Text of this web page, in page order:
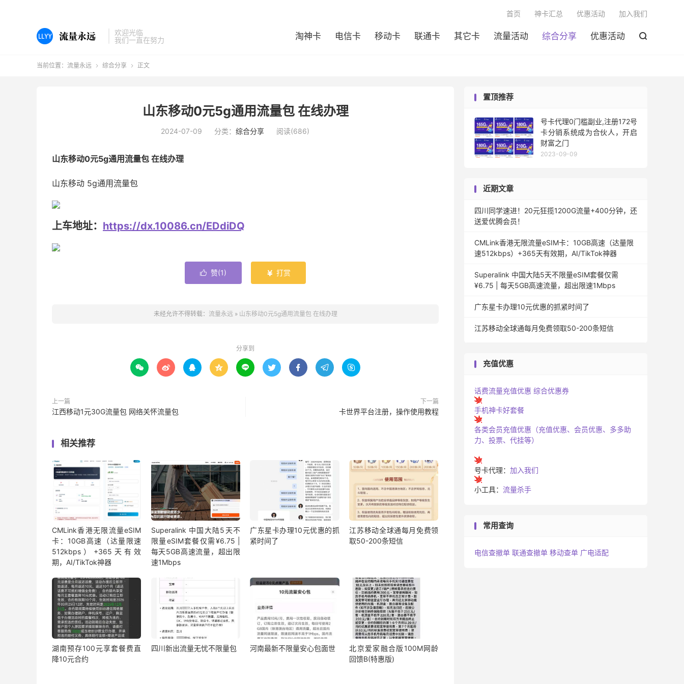
欢迎光临
我们一直在努力
淘神卡 电信卡 移动卡 联通卡 其它卡 流量活动 综合分享 优惠活动 
首页 神卡汇总 优惠活动 加入我们
当前位置： 流量永远  综合分享  正文
山东移动0元5g通用流量包 在线办理
2024-07-09 分类： 综合分享 阅读(686)
山东移动0元5g通用流量包 在线办理
山东移动 5g通用流量包
上车地址： https://dx.10086.cn/EDdiDQ
 赞(1)  打赏
未经允许不得转载： 流量永远 » 山东移动0元5g通用流量包 在线办理
分享到
        
上一篇
江西移动1元30G流量包 网络关怀流量包
下一篇
卡世界平台注册，操作使用教程
相关推荐
CMLink香港无限流量eSIM
卡：10GB高速（达量限速
512kbps）+365天有效
期，AI/TikTok神器
Superalink 中国大陆5天不
限量eSIM套餐仅需¥6.75 |
每天5GB高速流量，超出限
速1Mbps
广东星卡办理10元优惠的抓
紧时间了
江苏移动全球通每月免费领
取50-200条短信
湖南预存100元享套餐费直
降10元合约
四川新出流量无忧不限量包 河南最新不限量安心包面世
北京爱家融合版100M网龄
回馈B(特惠版)
置顶推荐
号卡代理0门槛副业,注册172号
卡分销系统成为合伙人，开启
财富之门
2023-09-09
近期文章
四川同学速进！20元狂揽1200G流量+400分钟，还
送爱优腾会员！
CMLink香港无限流量eSIM卡：10GB高速（达量限
速512kbps）+365天有效期，AI/TikTok神器
Superalink 中国大陆5天不限量eSIM套餐仅需
¥6.75 | 每天5GB高速流量，超出限速1Mbps
广东星卡办理10元优惠的抓紧时间了
江苏移动全球通每月免费领取50-200条短信
充值优惠
话费流量充值优惠 综合优惠券
手机神卡好套餐
各类会员充值优惠（充值优惠、会员优惠、多多助
力、投票、代挂等）
号卡代理： 加入我们
小工具： 流量杀手
常用查询
电信查撤单 联通查撤单 移动查单 广电适配